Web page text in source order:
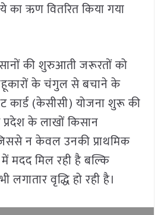
ऋण वितरित किया गया
की शुरुआती जरूरतों को
के चंगुल से बचाने के
कार्ड (केसीसी) योजना शुरू की
के लाखों किसान
न केवल उनकी प्राथमिक
मदद मिल रही है बल्कि
वृद्धि हो रही है।